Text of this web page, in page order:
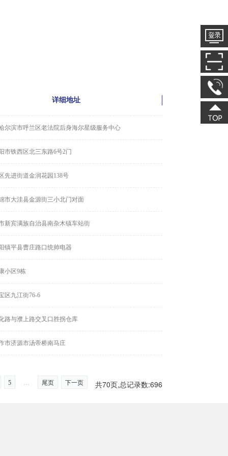
详细地址
尔滨市呼兰区老法院后身海尔星级服务中心
市铁西区北三东路6号2门
先进街道金润花园138号
市大洼县金源街三小北门对面
新宾满族自治县南杂木镇车站街
镇平县曹庄路口统帅电器
小区9栋
区九江街76-6
路与濮上路交叉口胜拐仓库
市济源市汤帝桥南马庄
5 尾页 下一页 共70页,总记录数:696